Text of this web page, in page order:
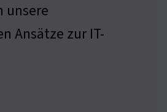
unsere
Ansätze zur IT-